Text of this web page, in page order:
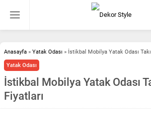
Anasayfa » Yatak Odası » İstikbal Mobilya Yatak Odası
Yatak Odası
İstikbal Mobilya Yatak Odası
Fiyatları